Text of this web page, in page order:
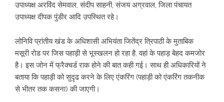
उपाध्यक्ष अरविंद सेमवाल, संदीप साहनी, संजय अग्रवाल, जिला पंचायत
उपाध्यक्ष दीपक पुंडीर आदि उपस्थित रहे।
लोनिवि प्रांतीय खंड के अधिशासी अभियंता जितेंद्र त्रिपाठी के मुताबिक
मसूरी रोड पर जिस पहाड़ी से भूस्खलन हो रहा है, वहां के पहाड़ बेहद कमजोर
है। इस जोन में फ्रैक्चर्ड राक होने की बात कही गई। साथ ही अधिकारियों ने
बताया कि पहाड़ी को सुदृढ करने के लिए एंकरिंग (पहाड़ी को एंकरिंग तकनीक
से भीतर तक कसना) की जाएगी।